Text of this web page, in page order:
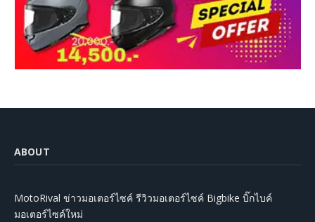
ABOUT
MotoRival ข่าวมอเตอร์ไซค์ รีวิวมอเตอร์ไซค์ Bigbike บิ๊กไบค์
มอเตอร์ไซค์ใหม่